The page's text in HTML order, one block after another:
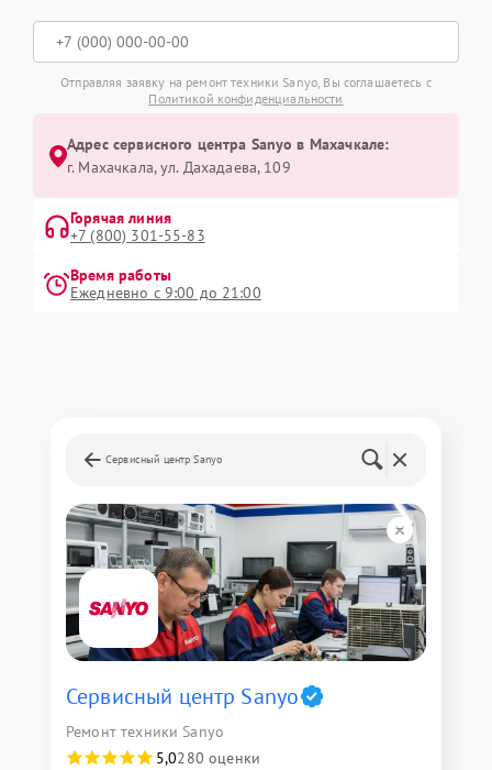
Отправляя заявку на ремонт техники Sanyo, Вы соглашаетесь с
Политикой конфиденциальности
Адрес сервисного центра Sanyo в Махачкале:
г. Махачкала, ул. Дахадаева, 109
Горячая линия
+7 (800) 301-55-83
Время работы
Ежедневно с 9:00 до 21:00
Сервисный центр Sanyo
Сервисный центр Sanyo
Ремонт техники Sanyo
5,0280 оценки